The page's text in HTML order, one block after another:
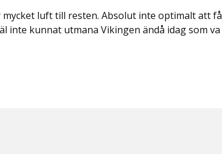
luft till resten. Absolut inte optimalt att få
inte kunnat utmana Vikingen ändå idag som va